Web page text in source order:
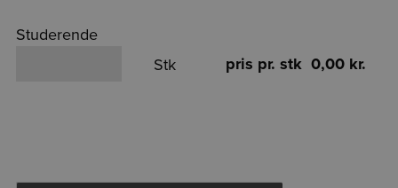
Studerende
Stk
pris pr. stk 0,00 kr.